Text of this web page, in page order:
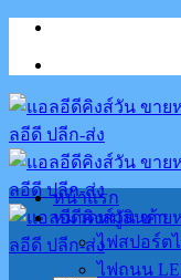
Skip
content
หน้าแรก
หมวดหมู่สินค้า
ไฟสปอร์ต
ไฟถนน